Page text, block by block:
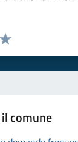
la pagina
5 stelle su 5
4 stelle su 5
su 5
su 5
5
comune